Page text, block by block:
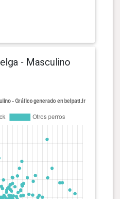
- Masculino